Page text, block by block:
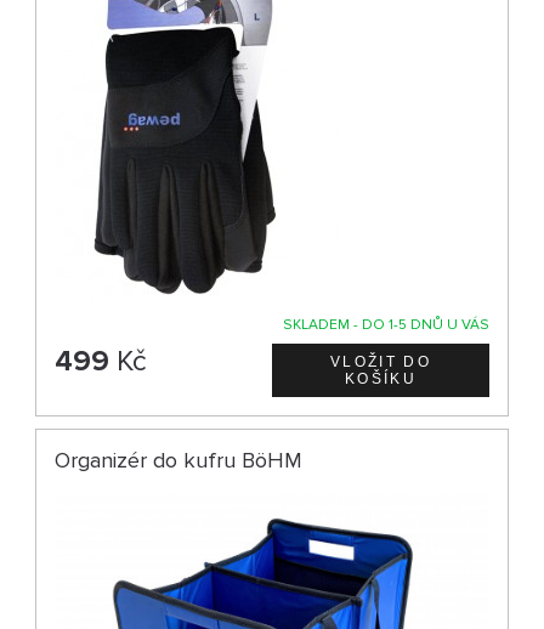
SKLADEM - DO 1-5 DNŮ U VÁS
499 Kč
Organizér do kufru BöHM